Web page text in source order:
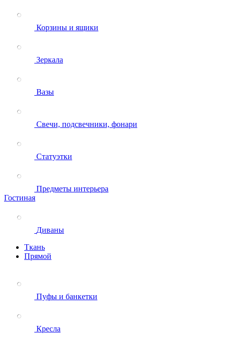
Корзины и ящики
Зеркала
Вазы
Свечи, подсвечники, фонари
Статуэтки
Предметы интерьера
Гостиная
Диваны
Ткань
Прямой
Пуфы и банкетки
Кресла